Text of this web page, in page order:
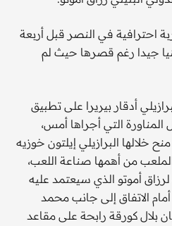
احترافية في النصر قبل أربعة
جيدا رغم قصرها حيث لم
أدقار بيريرا على تطبيق
التي أجراها أمس،
من 60 دقيقة منح خلالها البرازيلي إيلتون خوزيه
من أهمها صناعة اللعب،
أموتو الذي سيعتمد عليه
الاتفاق إلى جانب محمد
بلال كورقة رابحة على مقاعد